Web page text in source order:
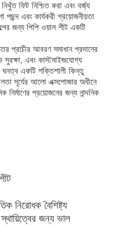
ফিট নিশ্চিত করা এবং বর্জ্য
এবং কার্যকরী প্রয়োজনীয়তা
জন্য পিপি ওয়াল শীট একটি
প্রাচীর আবরণ সমাধান প্রদানের
এবং কাস্টমাইজযোগ্য
একটি শক্তিশালী কিন্তু
সূর্যের আলো এক্সপোজার অধীনে
নির্মাণের প্রয়োজনের জন্য নান্দনিক
নিরোধক বৈশিষ্ট্য
জন্য ভাল